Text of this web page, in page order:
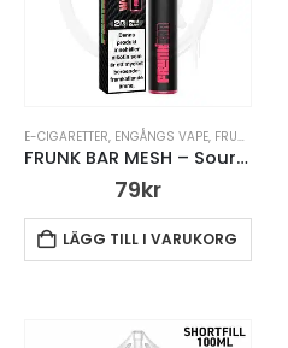
E-CIGARETTER, ENGÅNGS VAPE, FRUNK BAR MESH ENGÅNGS VAPE
FRUNK BAR MESH – Sour Watermelon Kiwi – Engångsvape
79kr
LÄGG TILL I VARUKORG